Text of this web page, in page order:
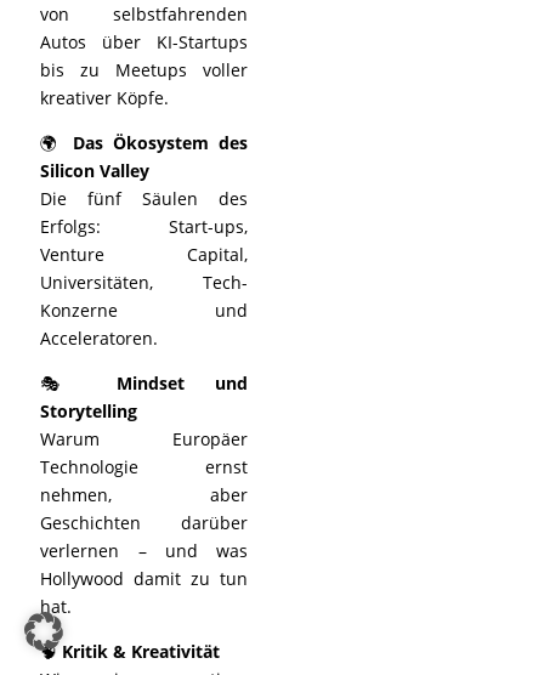
von selbstfahrenden
Autos über KI-Startups
bis zu Meetups voller
kreativer Köpfe.
🌍 Das Ökosystem des
Silicon Valley
Die fünf Säulen des
Erfolgs: Start-ups,
Venture Capital,
Universitäten, Tech-
Konzerne und
Acceleratoren.
🎭 Mindset und
Storytelling
Warum Europäer
Technologie ernst
nehmen, aber
Geschichten darüber
verlernen – und was
Hollywood damit zu tun
hat.
🧠Kritik & Kreativität